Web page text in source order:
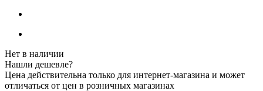
Нет в наличии
Нашли дешевле?
Цена действительна только для интернет-магазина и может
отличаться от цен в розничных магазинах